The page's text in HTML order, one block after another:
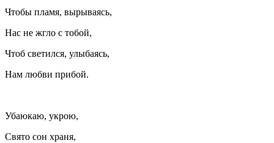
Чтобы пламя, вырываясь,
Нас не жгло с тобой,
Чтоб светился, улыбаясь,
Нам любви прибой.
Убаюкаю, укрою,
Свято сон храня,